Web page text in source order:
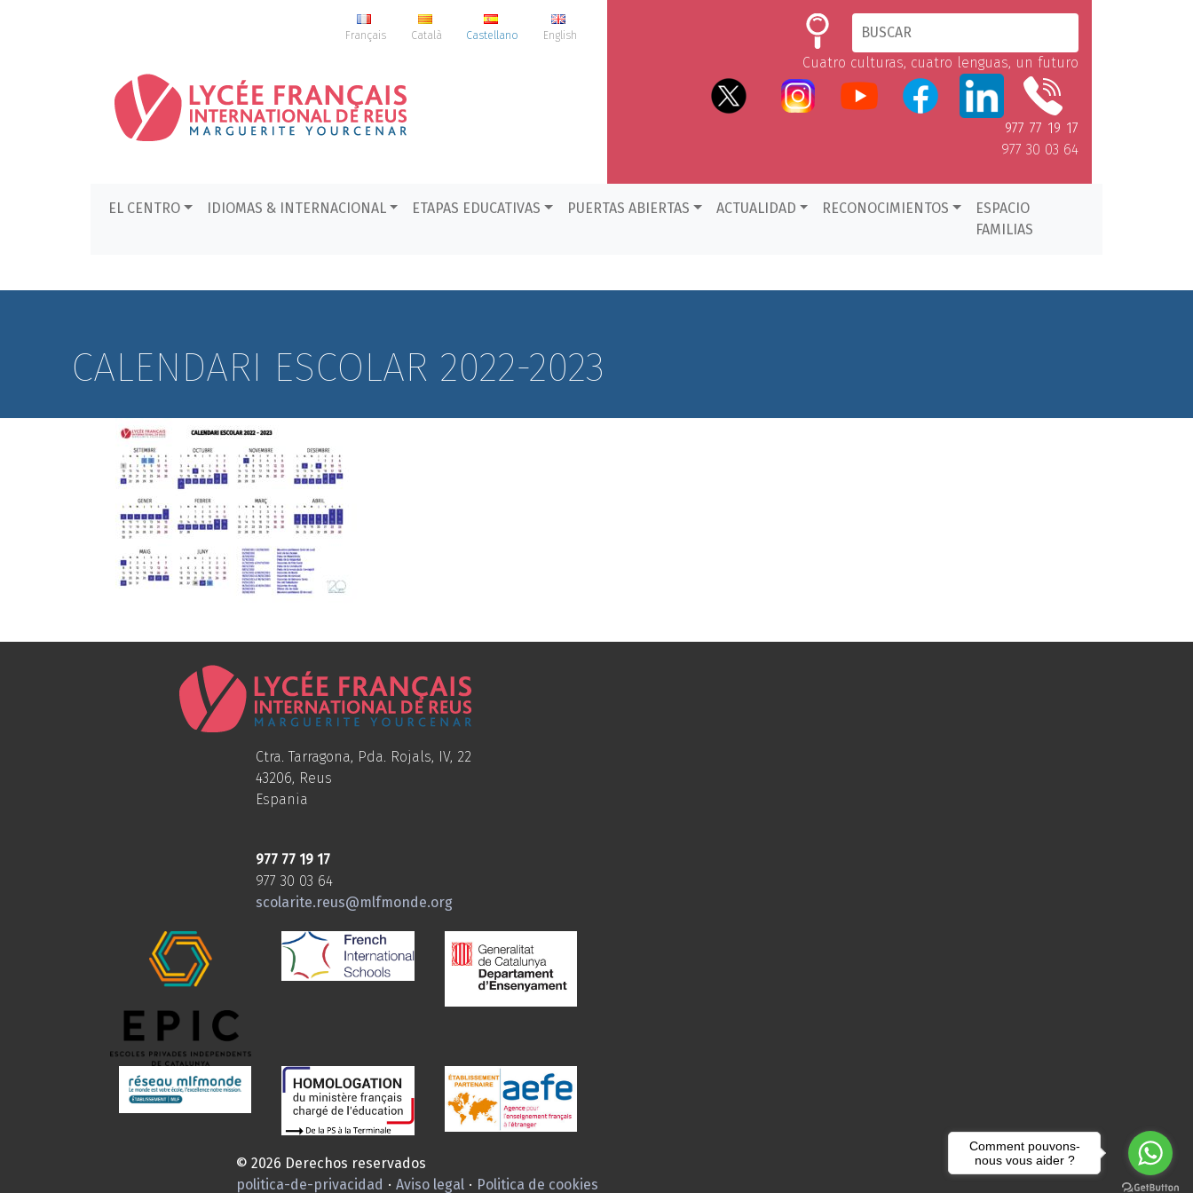
Français Català Castellano English
Cuatro culturas, cuatro lenguas, un futuro
977 77 19 17
977 30 03 64
EL CENTRO IDIOMAS & INTERNACIONAL ETAPAS EDUCATIVAS PUERTAS ABIERTAS ACTUALIDAD RECONOCIMIENTOS
ESPACIO
FAMILIAS
CALENDARI ESCOLAR 2022-2023
Ctra. Tarragona, Pda. Rojals, IV, 22
43206, Reus
Espania
977 77 19 17
977 30 03 64
scolarite.reus@mlfmonde.org
© 2026 Derechos reservados
politica-de-privacidad · Aviso legal · Politica de cookies
Comment pouvons-
nous vous aider ?